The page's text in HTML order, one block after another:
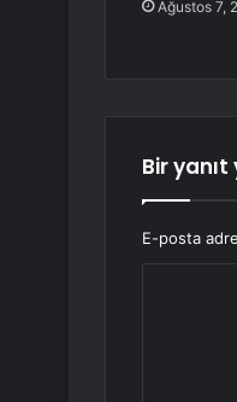
Ağustos 7,
Bir yanıt
E-posta